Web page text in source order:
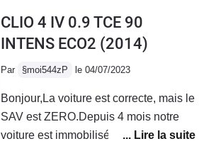
futur prorio si vous le serez de vérifier
le niveau du LDR qui peut baisser car
une faiblesse au niceau du thermostat
d'eau qui avait tendance à fuire (joint
du boitier a eau qui vieilli mal).Si
CLIO 4 IV 0.9 TCE 90
INTENS ECO2 (2014)
Par §moi544zP le 04/07/2023
Bonjour,La voiture est correcte, mais le
SAV est ZERO.Depuis 4 mois notre
voiture est immobilisée au garage pour